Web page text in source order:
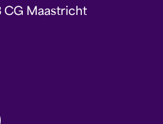
CG Maastricht